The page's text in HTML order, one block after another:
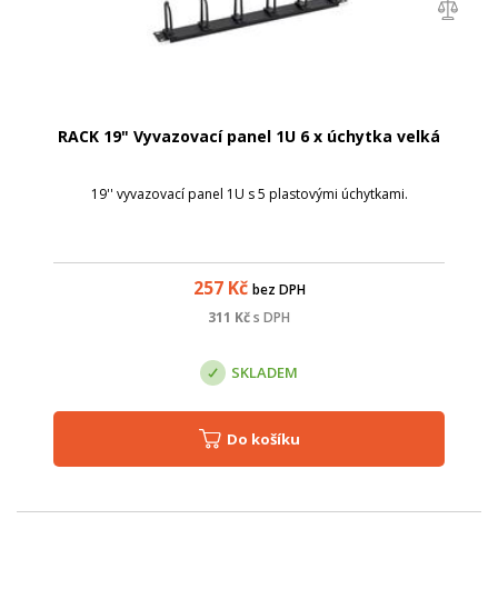
RACK 19" Vyvazovací panel 1U 6 x úchytka velká
19'' vyvazovací panel 1U s 5 plastovými úchytkami.
257Kč bez DPH
311 Kčs DPH
SKLADEM
Do košíku